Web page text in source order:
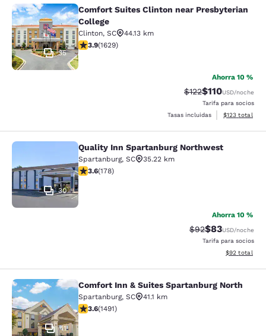
Comfort Suites Clinton near
35
Comfort Suites Clinton near Presbyterian
College
Clinton, SC
44.13 km
Calificación de 3.92 estrellas. Bueno. 1629 reseñas
3.9(1629)
Ahorra 10 %
Tarifa tachada:
$122Tarifa reducida:
$110USD/noche
Tarifa para socios
Tasas incluidas
Ver detalles
$123 total
Quality Inn Spartanburg Northwest
30
Quality Inn Spartanburg Northwest
Spartanburg, SC
35.22 km
Calificación de 3.58 estrellas. Bueno. 178 reseñas
3.6(178)
Ahorra 10 %
Tarifa tachada:
$92Tarifa
$83USD/noche
Tarifa para socios
Ver detalles
$92 total
Comfort Inn & Suites Spartanburg
41
Comfort Inn & Suites Spartanburg North
Spartanburg, SC
41.1 km
Calificación de 3.63 estrellas. Bueno. 1491 reseñas
3.6(1491)